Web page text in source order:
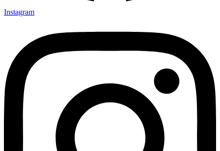
Instagram